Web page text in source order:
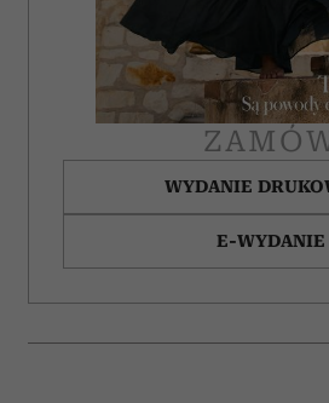
WYDANIE
E-WYDANIE